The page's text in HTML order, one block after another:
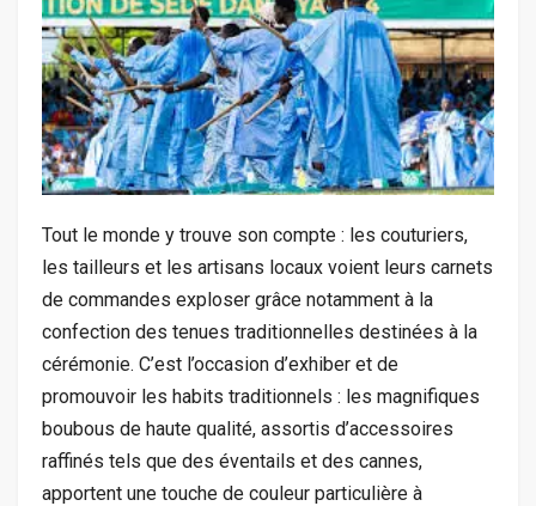
Tout le monde y trouve son compte : les couturiers,
les tailleurs et les artisans locaux voient leurs carnets
de commandes exploser grâce notamment à la
confection des tenues traditionnelles destinées à la
cérémonie. C’est l’occasion d’exhiber et de
promouvoir les habits traditionnels : les magnifiques
boubous de haute qualité, assortis d’accessoires
raffinés tels que des éventails et des cannes,
apportent une touche de couleur particulière à